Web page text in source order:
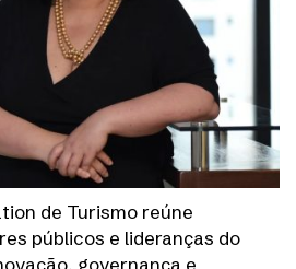
de Turismo reúne
públicos e lideranças do